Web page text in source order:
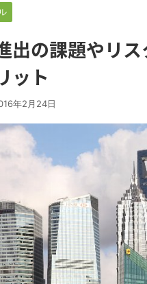
出の課題やリ
ット
年2月24日